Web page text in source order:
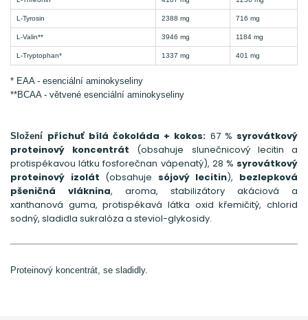
L-Tyrosin 2388 mg 716 mg
L-Valin** 3946 mg 1184 mg
L-Tryptophan* 1337 mg 401 mg
* EAA - esenciální aminokyseliny
**BCAA - větvené esenciální aminokyseliny
Složení příchuť bílá čokoláda + kokos: 67 % syrovátkový
proteinový koncentrát (obsahuje slunečnicový lecitin a
protispékavou látku fosforečnan vápenatý), 28 % syrovátkový
proteinový izolát (obsahuje sójový lecitin), bezlepková
pšeničná vláknina, aroma, stabilizátory akáciová a
xanthanová guma, protispékavá látka oxid křemičitý, chlorid
sodný, sladidla sukralóza a steviol-glykosidy.
Proteinový koncentrát, se sladidly.